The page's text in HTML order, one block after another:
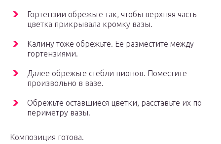
Гортензии обрежьте так, чтобы верхняя часть
цветка прикрывала кромку вазы.
Калину тоже обрежьте. Ее разместите между
гортензиями.
Далее обрежьте стебли пионов. Поместите
произвольно в вазе.
Обрежьте оставшиеся цветки, расставьте их по
периметру вазы.
Композиция готова.